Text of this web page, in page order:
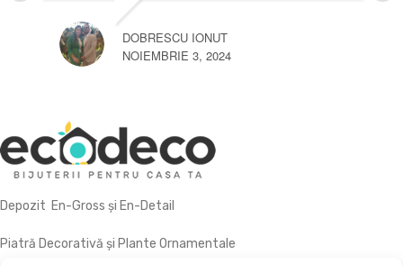
DOBRESCU IONUT
NOIEMBRIE 3, 2024
Depozit En-Gross și En-Detail
Piatră Decorativă și Plante Ornamentale